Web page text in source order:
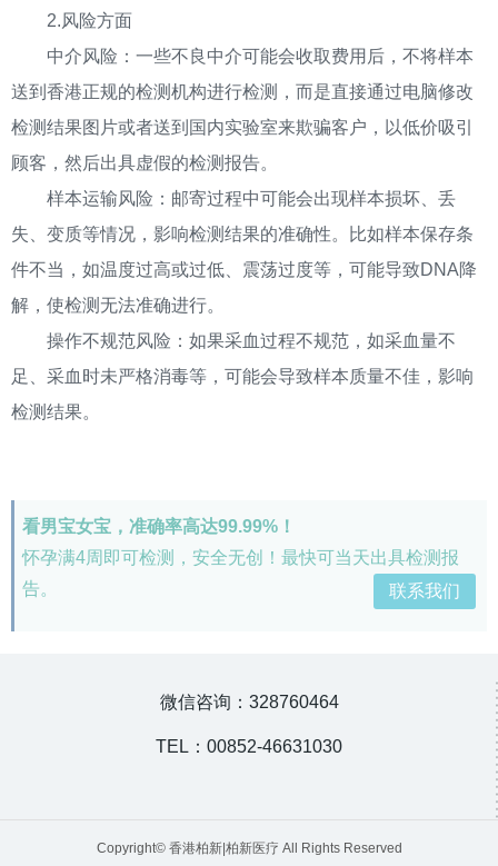
2.风险方面
中介风险：一些不良中介可能会收取费用后，不将样本
送到香港正规的检测机构进行检测，而是直接通过电脑修改
检测结果图片或者送到国内实验室来欺骗客户，以低价吸引
顾客，然后出具虚假的检测报告。
样本运输风险：邮寄过程中可能会出现样本损坏、丢
失、变质等情况，影响检测结果的准确性。比如样本保存条
件不当，如温度过高或过低、震荡过度等，可能导致DNA降
解，使检测无法准确进行。
操作不规范风险：如果采血过程不规范，如采血量不
足、采血时未严格消毒等，可能会导致样本质量不佳，影响
检测结果。
看男宝女宝，准确率高达99.99%！
怀孕满4周即可检测，安全无创！最快可当天出具检测报
告。
联系我们
微信咨询：328760464
TEL：00852-46631030
Copyright© 香港柏新|柏新医疗 All Rights Reserved